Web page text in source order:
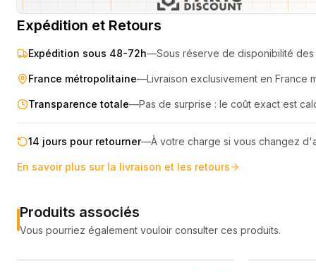
Expédition et Retours
Expédition sous 48-72h—Sous réserve de disponibilité
France métropolitaine—Livraison exclusivement en France
Transparence totale—Pas de surprise : le coût exact est
14 jours pour retourner—À votre charge si vous changez
En savoir plus sur la livraison et les retours
Produits associés
Vous pourriez également vouloir consulter ces produits.